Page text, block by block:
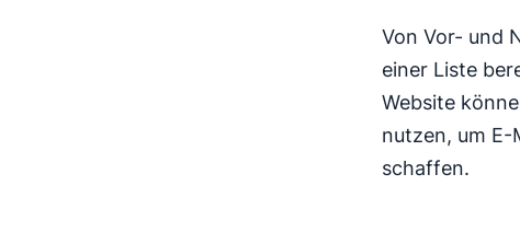
Von Vor- und
einer Liste
Website
nutzen, um E-
schaffen.